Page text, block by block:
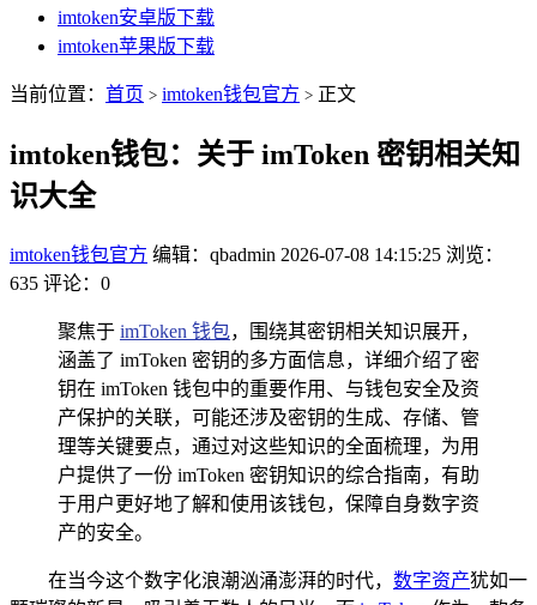
imtoken安卓版下载
imtoken苹果版下载
当前位置： 首页 > imtoken钱包官方 > 正文
imtoken钱包：关于 imToken 密钥相关知
识大全
imtoken钱包官方 编辑：qbadmin 2026-07-08 14:15:25 浏览：
635 评论：0
聚焦于 imToken 钱包，围绕其密钥相关知识展开，
涵盖了 imToken 密钥的多方面信息，详细介绍了密
钥在 imToken 钱包中的重要作用、与钱包安全及资
产保护的关联，可能还涉及密钥的生成、存储、管
理等关键要点，通过对这些知识的全面梳理，为用
户提供了一份 imToken 密钥知识的综合指南，有助
于用户更好地了解和使用该钱包，保障自身数字资
产的安全。
在当今这个数字化浪潮汹涌澎湃的时代， 数字资产犹如一